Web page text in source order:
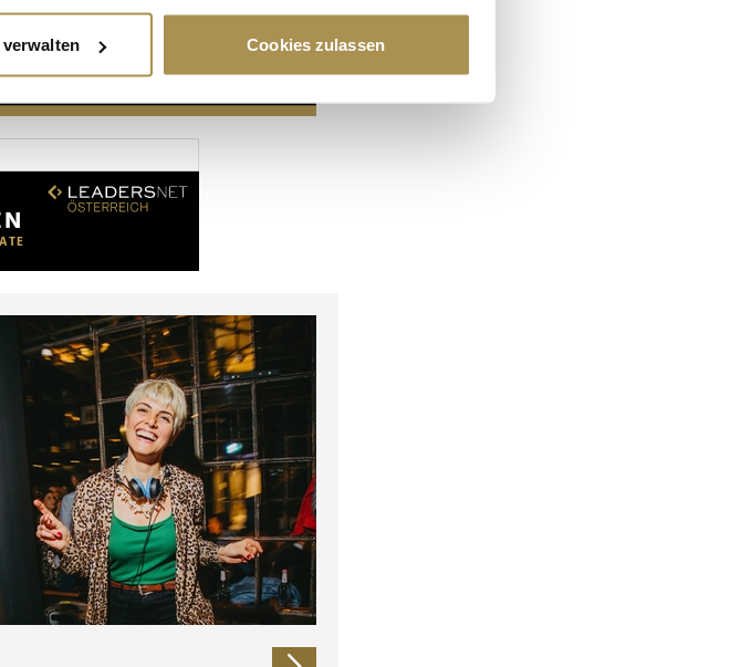
werden, und legen Sie Ihre Präferenzen im
Funktionen für soziale Medien anbieten zu können
weiter. Unsere Partner führen diese Informationen
haben oder die sie im Rahmen Ihrer Nutzung
Cookies zulassen